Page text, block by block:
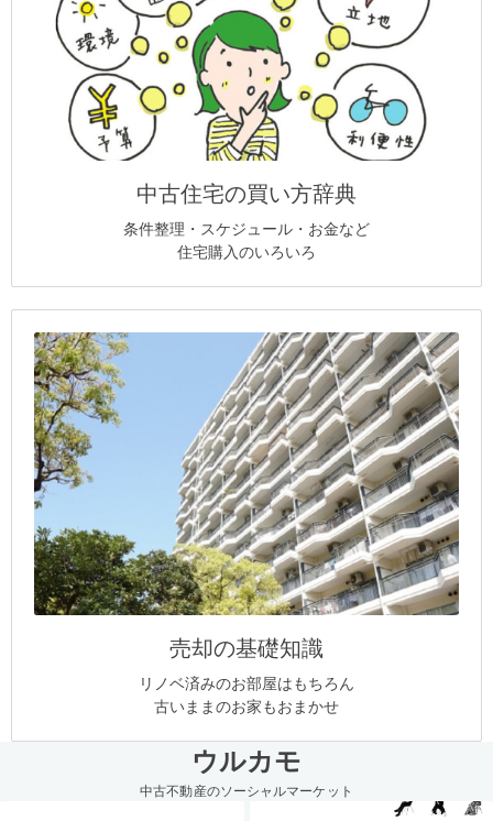
中古住宅の買い方辞典
条件整理・スケジュール・お金など
住宅購入のいろいろ
売却の基礎知識
リノベ済みのお部屋はもちろん
古いままのお家もおまかせ
ウルカモ
中古不動産のソーシャルマーケット